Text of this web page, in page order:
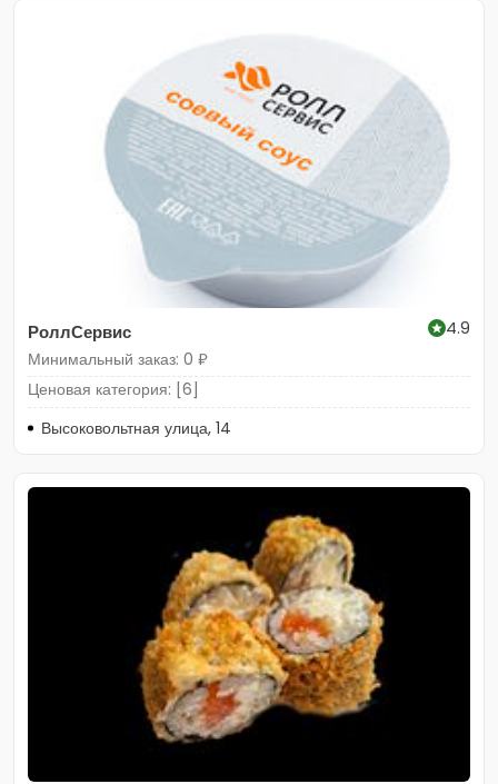
РоллСервис
4.9
Минимальный заказ: 0 ₽
Ценовая категория: [6]
Высоковольтная улица, 14